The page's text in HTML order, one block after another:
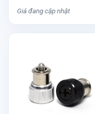
Giá đang cập nhật